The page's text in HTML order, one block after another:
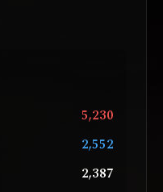
5,230
2,552
2,387